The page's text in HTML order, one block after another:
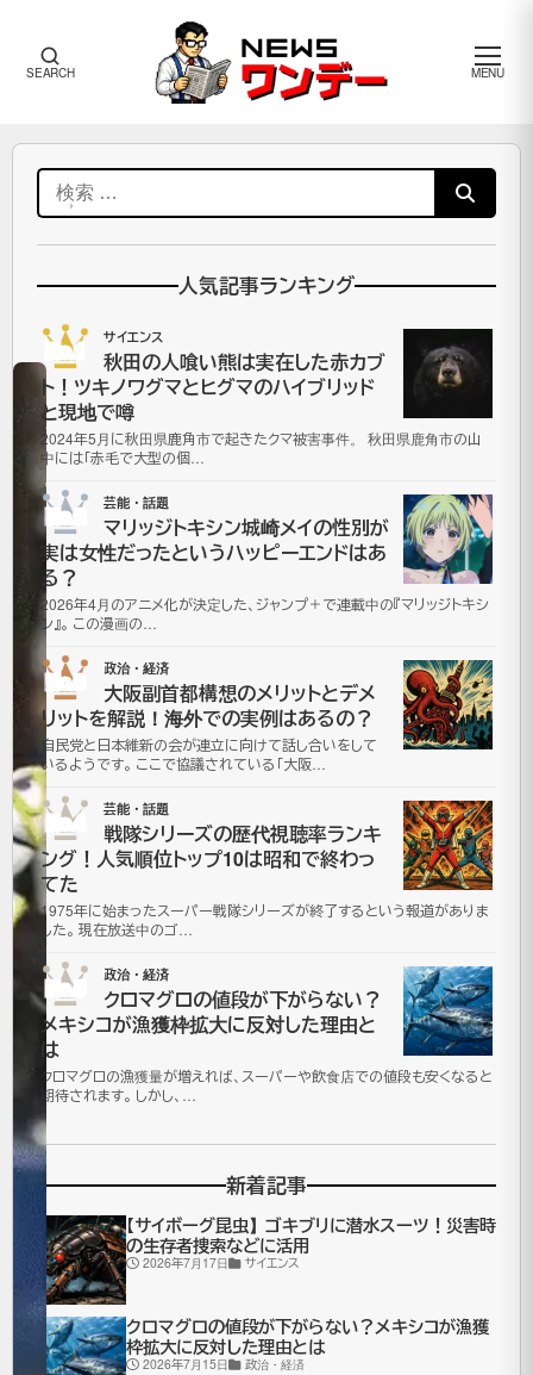
SEARCH MENU
メ
ワ
ン
デ
ー
能・
村
上
宗
隆
の
足
の
速
さ
は？
1
イ
ニ
ン
グ
3
盗
塁
し
索:
人気記事ランキング
No.1
サイエンス
秋田の人喰い熊は実在した赤カブ
ト！ツキノワグマとヒグマのハイブリッド
と現地で噂
2024年5月に秋田県鹿角市で起きたクマ被害事件。 秋田県鹿角市の山
中には「赤毛で大型の個…
No.2
芸能・話題
マリッジトキシン城崎メイの性別が
実は女性だったというハッピーエンドはあ
る？
2026年4月のアニメ化が決定した、ジャンプ＋で連載中の『マリッジトキシ
ン』。 この漫画の…
No.3
政治・経済
大阪副首都構想のメリットとデメ
リットを解説！海外での実例はあるの？
自民党と日本維新の会が連立に向けて話し合いをして
いるようです。 ここで協議されている「大阪…
No.4
芸能・話題
戦隊シリーズの歴代視聴率ランキ
ング！人気順位トップ10は昭和で終わっ
てた
1975年に始まったスーパー戦隊シリーズが終了するという報道がありま
した。 現在放送中のゴ…
No.5
政治・経済
クロマグロの値段が下がらない？
メキシコが漁獲枠拡大に反対した理由と
は
クロマグロの漁獲量が増えれば、スーパーや飲食店での値段も安くなると
期待されます。 しかし、…
新着記事
【サイボーグ昆虫】ゴキブリに潜水スーツ！災害時
の生存者捜索などに活用
2026年7月17日 サイエンス
クロマグロの値段が下がらない？メキシコが漁獲
枠拡大に反対した理由とは
2026年7月15日 政治・経済